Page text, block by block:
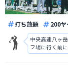
打ち放題 200
中央高速八ヶ
フ場に行く前
たら、天然芝
最高です。練